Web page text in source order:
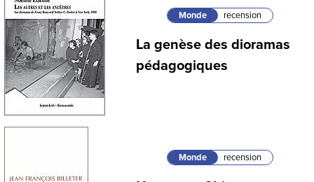
Monde recension
La genèse des dioramas
pédagogiques
Monde recension